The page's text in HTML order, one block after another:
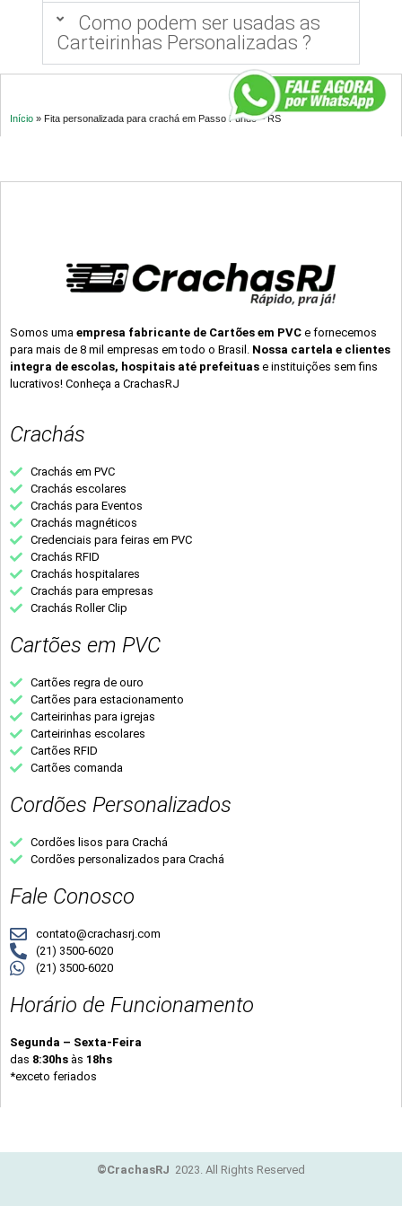
Como podem ser usadas as
Carteirinhas Personalizadas ?
Início » Fita personalizada para crachá em Passo Fundo – RS
Somos uma empresa fabricante de Cartões em PVC e fornecemos
para mais de 8 mil empresas em todo o Brasil. Nossa cartela e clientes
integra de escolas, hospitais até prefeituas e instituições sem fins
lucrativos! Conheça a CrachasRJ
Crachás
Crachás em PVC
Crachás escolares
Crachás para Eventos
Crachás magnéticos
Credenciais para feiras em PVC
Crachás RFID
Crachás hospitalares
Crachás para empresas
Crachás Roller Clip
Cartões em PVC
Cartões regra de ouro
Cartões para estacionamento
Carteirinhas para igrejas
Carteirinhas escolares
Cartões RFID
Cartões comanda
Cordões Personalizados
Cordões lisos para Crachá
Cordões personalizados para Crachá
Fale Conosco
contato@crachasrj.com
(21) 3500-6020
(21) 3500-6020
Horário de Funcionamento
Segunda – Sexta-Feira
das 8:30hs às 18hs
*exceto feriados
©CrachasRJ 2023. All Rights Reserved